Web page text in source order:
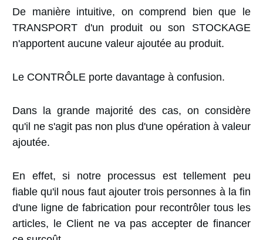
De manière intuitive, on comprend bien que le
TRANSPORT d'un produit ou son STOCKAGE
n'apportent aucune valeur ajoutée au produit.
Le CONTRÔLE porte davantage à confusion.
Dans la grande majorité des cas, on considère
qu'il ne s'agit pas non plus d'une opération à valeur
ajoutée.
En effet, si notre processus est tellement peu
fiable qu'il nous faut ajouter trois personnes à la fin
d'une ligne de fabrication pour recontrôler tous les
articles, le Client ne va pas accepter de financer